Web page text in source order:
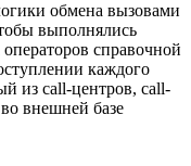
обмена вызовами
выполнялись
справочной
каждого
из call-центров, call-
внешней базе